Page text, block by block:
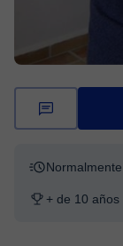
Diseño
Ofrece
+ de 10 años